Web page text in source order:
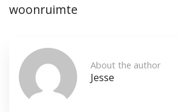
woonruimte
About the author
Jesse